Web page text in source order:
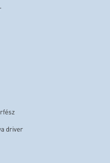
driver